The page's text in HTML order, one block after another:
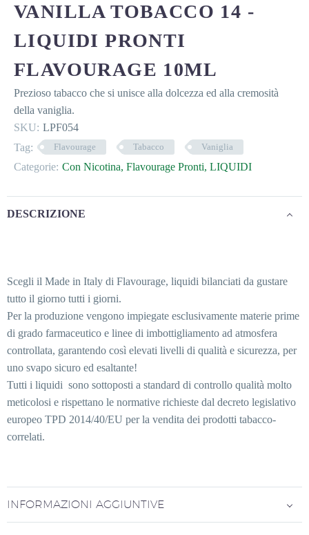
VANILLA TOBACCO 14 -
LIQUIDI PRONTI
FLAVOURAGE 10ML
Prezioso tabacco che si unisce alla dolcezza ed alla cremosità
della vaniglia.
SKU: LPF054
Tag:
Flavourage Tabacco Vaniglia
Categorie: Con Nicotina, Flavourage Pronti, LIQUIDI
DESCRIZIONE
Scegli il Made in Italy di Flavourage, liquidi bilanciati da gustare
tutto il giorno tutti i giorni.
Per la produzione vengono impiegate esclusivamente materie prime
di grado farmaceutico e linee di imbottigliamento ad atmosfera
controllata, garantendo così elevati livelli di qualità e sicurezza, per
uno svapo sicuro ed esaltante!
Tutti i liquidi sono sottoposti a standard di controllo qualità molto
meticolosi e rispettano le normative richieste dal decreto legislativo
europeo TPD 2014/40/EU per la vendita dei prodotti tabacco-
correlati.
INFORMAZIONI AGGIUNTIVE